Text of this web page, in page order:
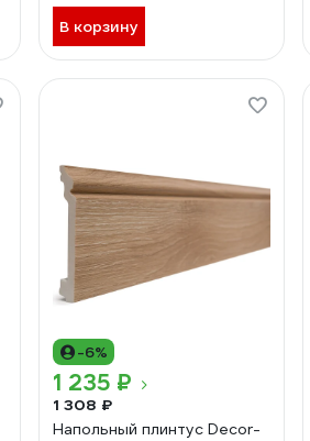
В корзину
-6%
1 235 ₽
1 308 ₽
Напольный плинтус Decor-